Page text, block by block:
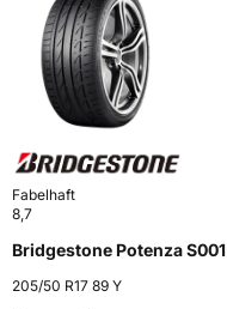
Fabelhaft
8,7
Bridgestone Potenza S001
205/50 R17 89 Y